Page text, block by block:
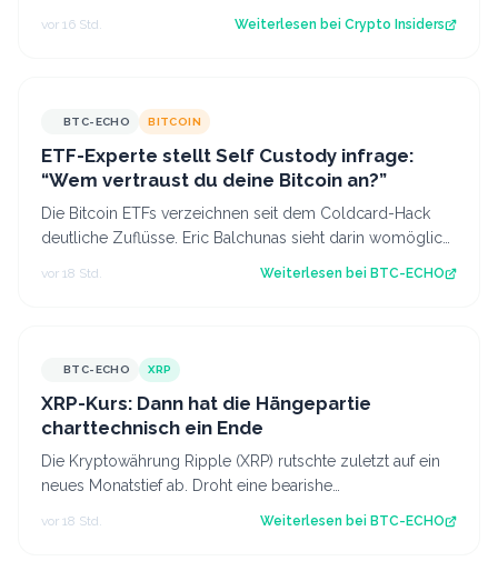
Bitcoin im Wert von rund 444 Mi…
vor 16 Std. Weiterlesen bei Crypto Insiders
BTC-ECHO BITCOIN
ETF-Experte stellt Self Custody infrage:
“Wem vertraust du deine Bitcoin an?”
Die Bitcoin ETFs verzeichnen seit dem Coldcard-Hack
deutliche Zuflüsse. Eric Balchunas sieht darin womöglich
vor 18 Std. Weiterlesen bei BTC-ECHO
BTC-ECHO XRP
XRP-Kurs: Dann hat die Hängepartie
charttechnisch ein Ende
Die Kryptowährung Ripple (XRP) rutschte zuletzt auf ein
neues Monatstief ab. Droht eine bearishe
Trendfortsetzung oder gelingt der Käufersei…
vor 18 Std. Weiterlesen bei BTC-ECHO